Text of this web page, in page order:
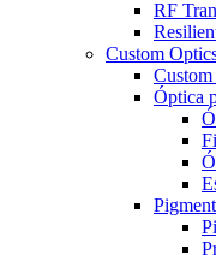
RF
Custom
Óptica